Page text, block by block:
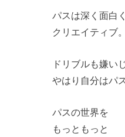
パスは深く面白く
クリエイティブ。
ドリブルも嫌い
やはり自分はパ
パスの世界を
もっともっと